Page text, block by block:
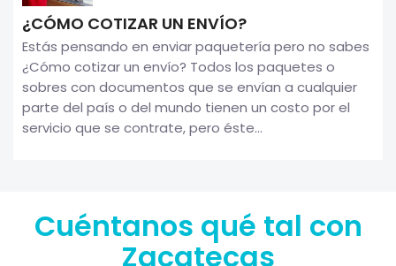
¿CÓMO COTIZAR UN ENVÍO?
Estás pensando en enviar paquetería pero no sabes
¿Cómo cotizar un envío? Todos los paquetes o
sobres con documentos que se envían a cualquier
parte del país o del mundo tienen un costo por el
servicio que se contrate, pero éste...
Cuéntanos qué tal con
Zacatecas